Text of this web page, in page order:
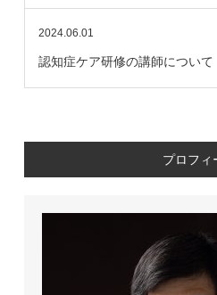
2024.06.01
認知症ケア研修の講師について
プロフィ